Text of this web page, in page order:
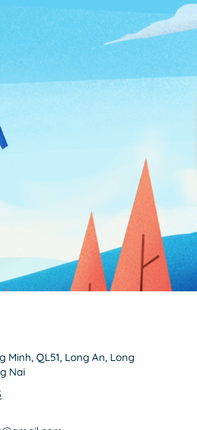
Minh, QL51, Long An, Long
Nai